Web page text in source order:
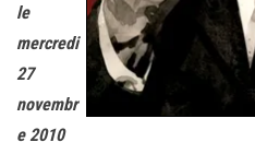
le
mercredi
27
novembr
e 2010